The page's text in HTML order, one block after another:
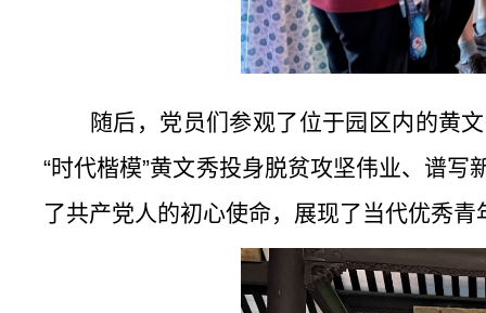
随后，党员们参观了位于园区内的黄
“时代楷模”黄文秀投身脱贫攻坚伟业、谱写
了共产党人的初心使命，展现了当代优秀